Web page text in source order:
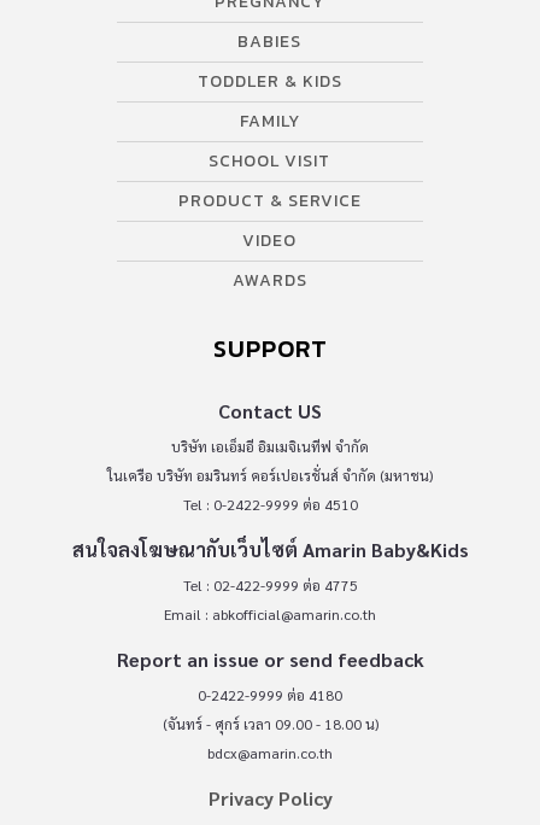
BABIES
TODDLER & KIDS
FAMILY
SCHOOL VISIT
PRODUCT & SERVICE
VIDEO
AWARDS
SUPPORT
Contact US
บริษัท เอเอ็มอี อิมเมจิเนทีฟ จำกัด
ในเครือ บริษัท อมรินทร์ คอร์เปอเรชั่นส์ จำกัด (มหาชน)
Tel : 0-2422-9999 ต่อ 4510
สนใจลงโฆษณากับเว็บไซต์ Amarin Baby&Kids
Tel : 02-422-9999 ต่อ 4775
Email : abkofficial@amarin.co.th
Report an issue or send feedback
0-2422-9999 ต่อ 4180
(จันทร์ - ศุกร์ เวลา 09.00 - 18.00 น)
bdcx@amarin.co.th
Privacy Policy